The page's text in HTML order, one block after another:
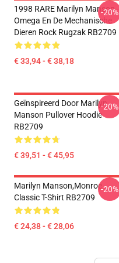
1998 RARE Marilyn Manson -
Omega En De Mechanische
Dieren Rock Rugzak RB2709
€ 33,94 - € 38,18
-20%
Geïnspireerd Door Marilyn
Manson Pullover Hoodie
RB2709
€ 39,51 - € 45,95
-20%
Marilyn Manson,Monroe
Classic T-Shirt RB2709
€ 24,38 - € 28,06
-20%